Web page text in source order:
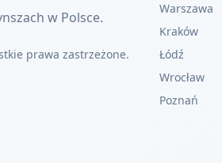
w Polsce.
prawa zastrzeżone.
Warszawa
Kraków
Łódź
Wrocław
Poznań